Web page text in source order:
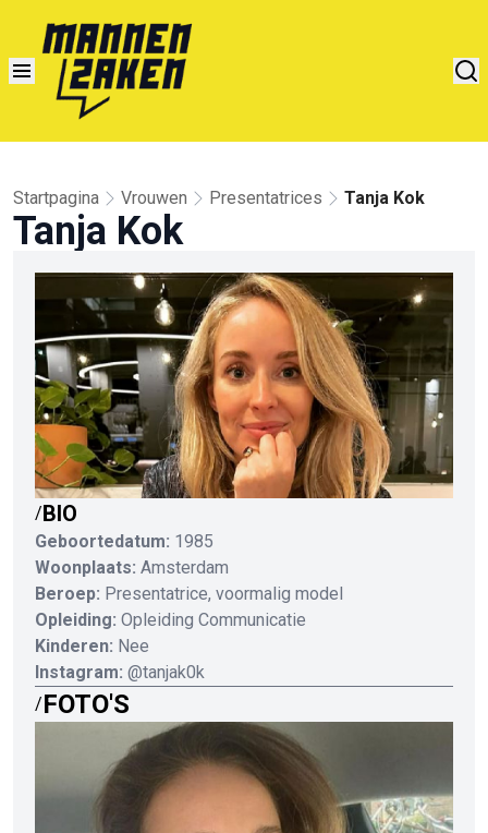
Startpagina Vrouwen Presentatrices Tanja Kok
Tanja Kok
/BIO
Geboortedatum: 1985
Woonplaats: Amsterdam
Beroep: Presentatrice, voormalig model
Opleiding: Opleiding Communicatie
Kinderen: Nee
Instagram: @tanjak0k
/FOTO'S